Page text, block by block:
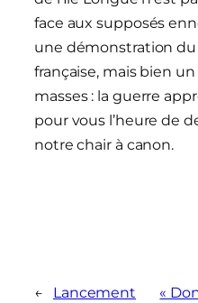
face aux supposés
une démonstration du
française, mais bien
masses : la guerre
pour vous l’heure de
notre chair à canon.
←
Lancement
«